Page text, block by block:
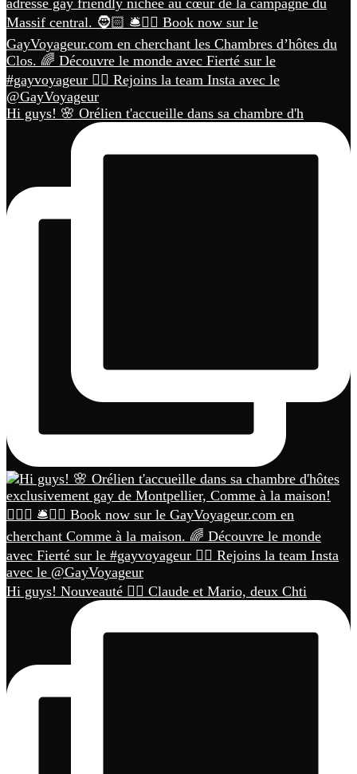
Hi guys! 🌸 Orélien t'accueille dans sa chambre d'h
Hi guys! Nouveauté 🏳️‍🌈 Claude et Mario, deux Chti